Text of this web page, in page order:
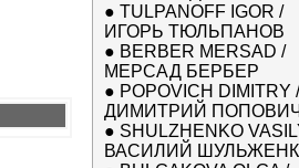
● TULPANOFF IGOR /
ИГОРЬ ТЮЛЬПАНОВ
● BERBER MERSAD /
МЕРСАД БЕРБЕР
● POPOVICH DIMITRY /
ДИМИТРИЙ ПОПОВИЧ
● SHULZHENKO
ВАСИЛИЙ